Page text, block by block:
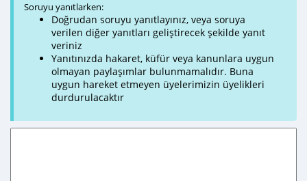
Soruyu yanıtlarken:
Doğrudan soruyu yanıtlayınız, veya soruya
verilen diğer yanıtları geliştirecek şekilde yanıt
veriniz
Yanıtınızda hakaret, küfür veya kanunlara uygun
olmayan paylaşımlar bulunmamalıdır. Buna
uygun hareket etmeyen üyelerimizin üyelikleri
durdurulacaktır